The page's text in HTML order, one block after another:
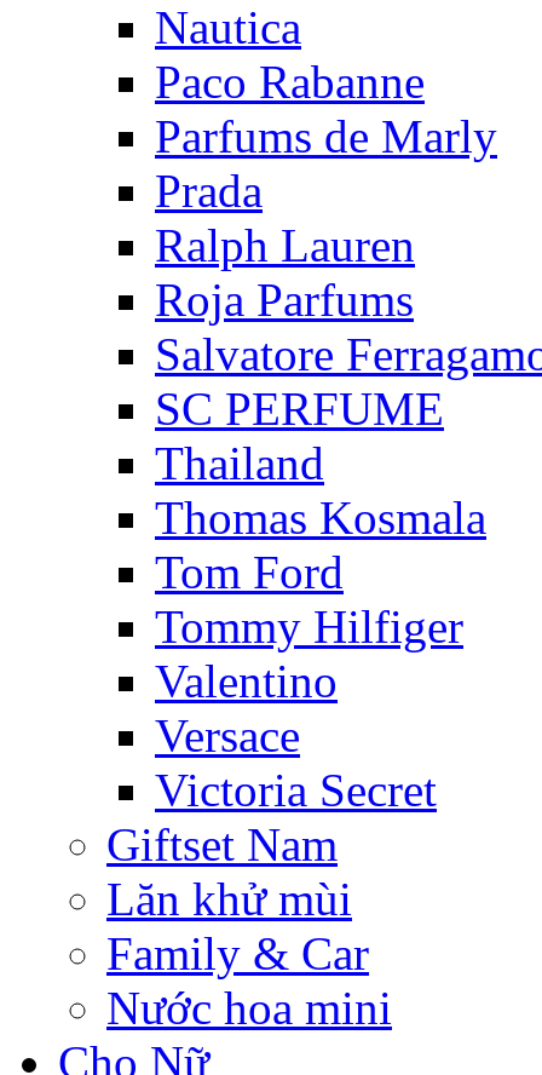
Nautica
Paco Rabanne
Parfums de Marly
Prada
Ralph Lauren
Roja Parfums
Salvatore
SC PERFUME
Thailand
Thomas Kosmala
Tom Ford
Tommy Hilfiger
Valentino
Versace
Victoria Secret
Giftset Nam
Lăn khử mùi
Family & Car
Nước hoa mini
Cho Nữ